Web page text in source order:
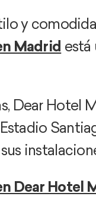
y
Madrid está
Dear Hotel
Dear Hotel